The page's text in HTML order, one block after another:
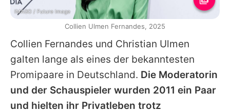
Collien Fernandes und Christian Ulmen
galten lange als eines der bekanntesten
Promipaare in Deutschland. Die Moderatorin
und der Schauspieler wurden 2011 ein Paar
und hielten ihr Privatleben trotz
IMAGO / Future Image
Collien Ulmen Fernandes, 2025